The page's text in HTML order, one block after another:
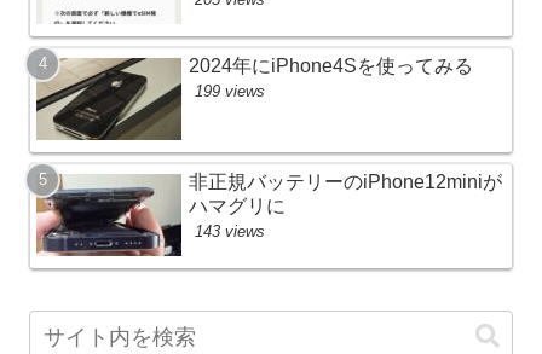
2024年にiPhone4Sを使ってみる
199 views
非正規バッテリーのiPhone12miniが
ハマグリに
143 views